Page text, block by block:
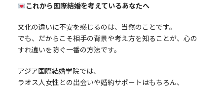
これから国際結婚を考えているあなたへ
文化の違いに不安を感じるのは、当然のことです。
でも、だからこそ相手の背景や考え方を知ることが、心の
すれ違いを防ぐ一番の方法です。
アジア国際結婚学院では、
ラオス人女性との出会いや婚約サポートはもちろん、